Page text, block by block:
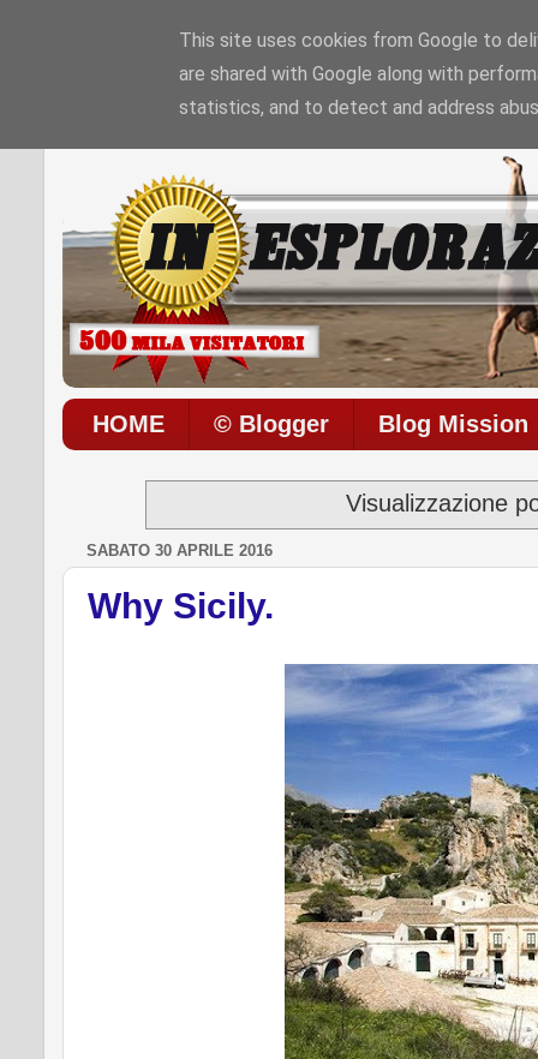
6:19:8 AMdiSabato 08 / 08 / 2026
HOME © Blogger Blog Mission
Visualizzazione
SABATO 30 APRILE 2016
Why Sicily.
This site uses cookies from Google to
are shared with Google along with
statistics, and to detect and address